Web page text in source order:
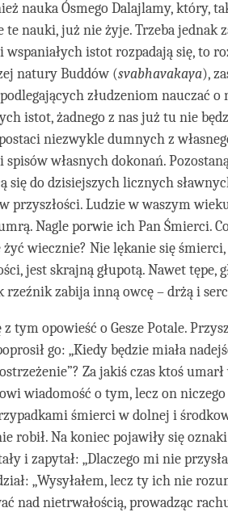
nauka Ósmego Dalajlamy, który,
te nauki, już nie żyje. Trzeba jednak
istot rozpadają się, to
natury Buddów (svabhavakaya),
złudzeniom nauczać
istot, żadnego z nas już tu nie
niezwykle dumnych z
spisów własnych dokonań.
się do dzisiejszych licznych
przyszłości. Ludzie w waszym
Nagle porwie ich Pan Śmierci.
żyć wiecznie? Nie lękanie się
jest skrajną głupotą. Nawet tępe,
rzeźnik zabija inną owcę – drżą i
z tym opowieść o Gesze Potale.
go: „Kiedy będzie miała
Za jakiś czas ktoś
wiadomość o tym, lecz on
śmierci w dolnej i
robił. Na koniec pojawiły się
i zapytał: „Dlaczego mi nie
„Wysyłałem, lecz ty ich nie
nad nietrwałością, prowadząc